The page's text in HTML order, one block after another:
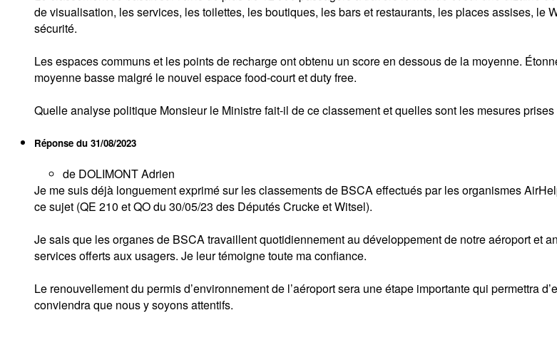
de visualisation, les services, les toilettes, les boutiques, les bars et restaurants, les places assises,
sécurité.
Les espaces communs et les points de recharge ont obtenu un score en dessous de la moyenne.
moyenne basse malgré le nouvel espace food-court et duty free.
Quelle analyse politique Monsieur le Ministre fait-il de ce classement et quelles sont les mesures
Réponse du 31/08/2023
de DOLIMONT Adrien
Je me suis déjà longuement exprimé sur les classements de BSCA effectués par les organismes
ce sujet (QE 210 et QO du 30/05/23 des Députés Crucke et Witsel).
Je sais que les organes de BSCA travaillent quotidiennement au développement de notre aéroport et
services offerts aux usagers. Je leur témoigne toute ma confiance.
Le renouvellement du permis d’environnement de l’aéroport sera une étape importante qui permettra
conviendra que nous y soyons attentifs.